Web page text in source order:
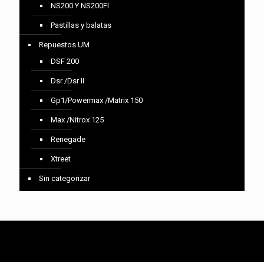
NS200 Y NS200FI
Pastillas y balatas
Repuestos UM
DSF 200
Dsr /Dsr II
Gp1/Powermax /Matrix 150
Max /Nitrox 125
Renegade
Xtreet
Sin categorizar